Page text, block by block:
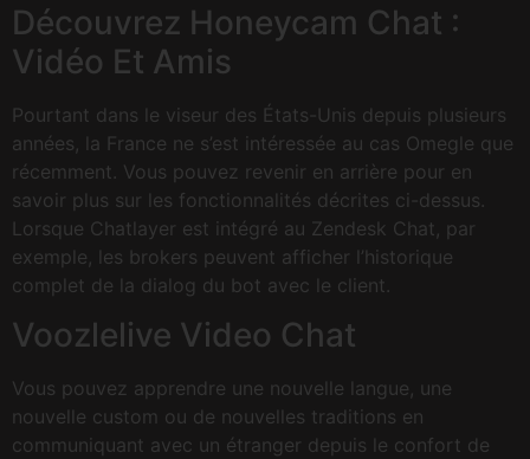
Découvrez Honeycam Chat :
Vidéo Et Amis
Pourtant dans le viseur des États-Unis depuis plusieurs
années, la France ne s’est intéressée au cas Omegle que
récemment. Vous pouvez revenir en arrière pour en
savoir plus sur les fonctionnalités décrites ci-dessus.
Lorsque Chatlayer est intégré au Zendesk Chat, par
exemple, les brokers peuvent afficher l’historique
complet de la dialog du bot avec le client.
Voozlelive Video Chat
Vous pouvez apprendre une nouvelle langue, une
nouvelle custom ou de nouvelles traditions en
communiquant avec un étranger depuis le confort de